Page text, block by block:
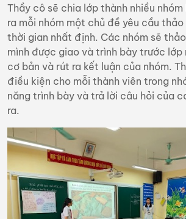
Thầy cô sẽ chia lớp thành nhiều
ra mỗi nhóm một chủ đề yêu cầu
thời gian nhất định. Các nhóm sẽ
mình được giao và trình bày trước lớp
cơ bản và rút ra kết luận của nhóm.
điều kiện cho mỗi thành viên trong
năng trình bày và trả lời câu hỏi của
ra.